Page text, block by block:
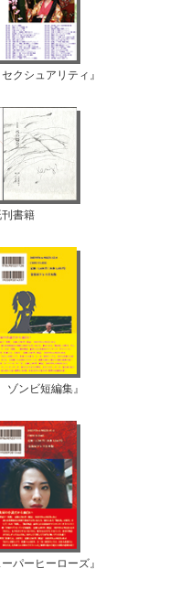
クシュアリティ』
書籍
ンビ短編集』
パーヒーローズ』